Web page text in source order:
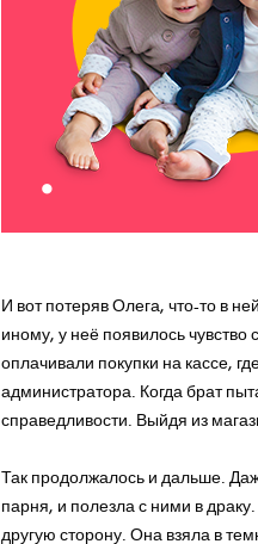
И вот потеряв Олега, что-то в
иному, у неё появилось
оплачивали покупки на кассе,
администратора. Когда брат
справедливости. Выйдя из
Так продолжалось и дальше.
парня, и полезла с ними в
другую сторону. Она взяла в